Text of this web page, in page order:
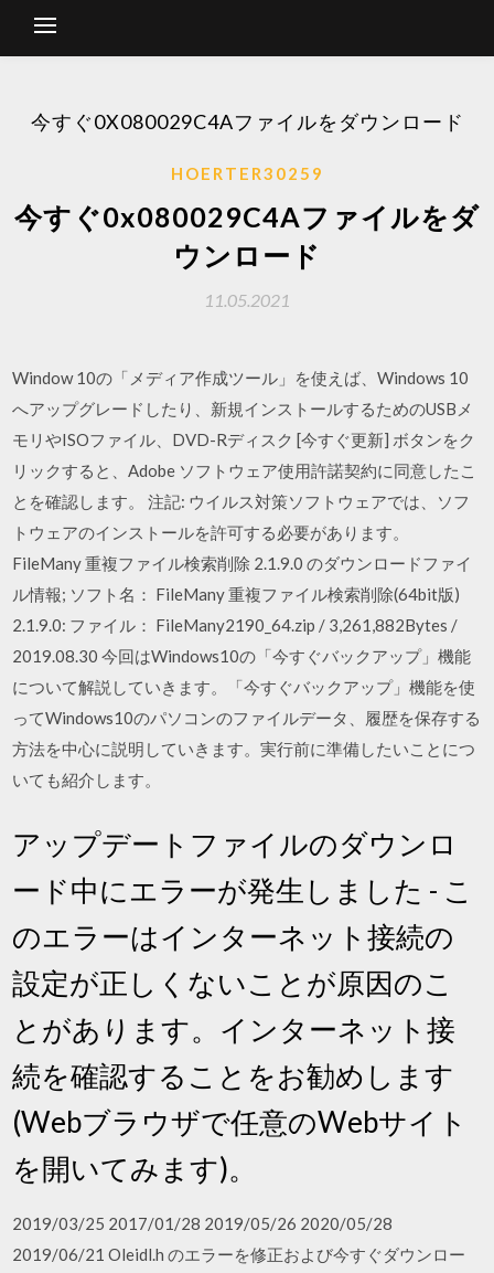
今すぐ0X080029C4Aファイルをダウンロード
HOERTER30259
今すぐ0x080029C4Aファイルをダ
ウンロード
11.05.2021
Window 10の「メディア作成ツール」を使えば、Windows 10
へアップグレードしたり、新規インストールするためのUSBメ
モリやISOファイル、DVD-Rディスク [今すぐ更新] ボタンをク
リックすると、Adobe ソフトウェア使用許諾契約に同意したこ
とを確認します。 注記: ウイルス対策ソフトウェアでは、ソフ
トウェアのインストールを許可する必要があります。
FileMany 重複ファイル検索削除 2.1.9.0 のダウンロードファイ
ル情報; ソフト名： FileMany 重複ファイル検索削除(64bit版)
2.1.9.0: ファイル： FileMany2190_64.zip / 3,261,882Bytes /
2019.08.30 今回はWindows10の「今すぐバックアップ」機能
について解説していきます。「今すぐバックアップ」機能を使
ってWindows10のパソコンのファイルデータ、履歴を保存する
方法を中心に説明していきます。実行前に準備したいことにつ
いても紹介します。
アップデートファイルのダウンロ
ード中にエラーが発生しました - こ
のエラーはインターネット接続の
設定が正しくないことが原因のこ
とがあります。インターネット接
続を確認することをお勧めします
(Webブラウザで任意のWebサイト
を開いてみます)。
2019/03/25 2017/01/28 2019/05/26 2020/05/28
2019/06/21 Oleidl.h のエラーを修正および今すぐダウンロー